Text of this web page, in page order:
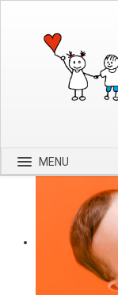
MENU
Spenden